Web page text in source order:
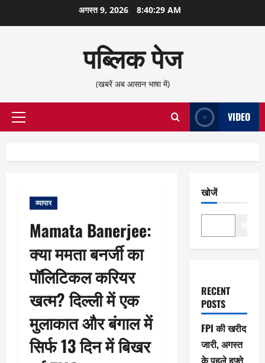
सामग्री
अगस्त 9, 2026 8:40:30 AM
पब्लिक पेज
(खबरें अब आसान भाषा में)
प्राथमिक
VIDEO
व्यापार
Mamata Banerjee:
क्या ममता बनर्जी का
पॉलिटिकल करियर
खत्म? दिल्ली में एक
मुलाकात और बंगाल में
सिर्फ 13 दिन में बिखर
खोजें
RECENT
POSTS
FPI की खरीद
जारी, अगस्त
के पहले हफ्ते